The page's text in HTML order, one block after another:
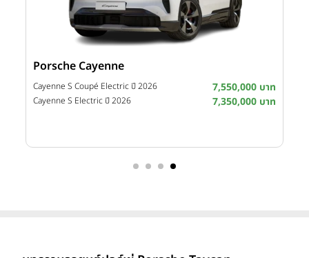
Porsche Cayenne
Cayenne S Coupé Electric ปี 2026 7,550,000 บาท
Cayenne S Electric ปี 2026 7,350,000 บาท